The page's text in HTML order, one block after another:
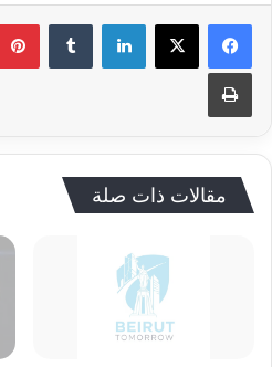
لينكدإن
مقالات ذات صلة